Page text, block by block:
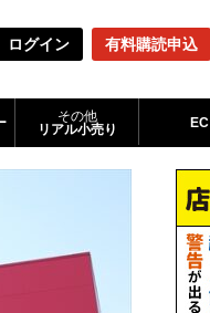
ログイン 有料購読申込
その他
リアル小売り
EC